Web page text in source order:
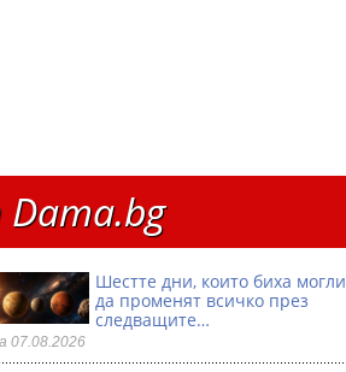
Шестте дни, които биха могли
да променят всичко през
следващите…
07.08.2026